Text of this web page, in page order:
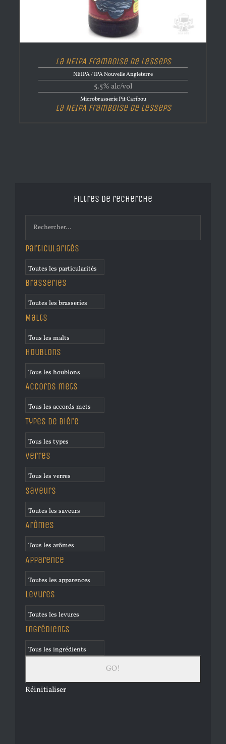
La NEIPA Framboise de Lesseps
NEIPA / IPA Nouvelle Angleterre
5.5% alc/vol
Microbrasserie Pit Caribou
La NEIPA Framboise de Lesseps
Filtres de recherche
Particularités
Brasseries
Malts
Houblons
Accords mets
Types de bière
Verres
Saveurs
Arômes
Apparence
Levures
Ingrédients
Réinitialiser